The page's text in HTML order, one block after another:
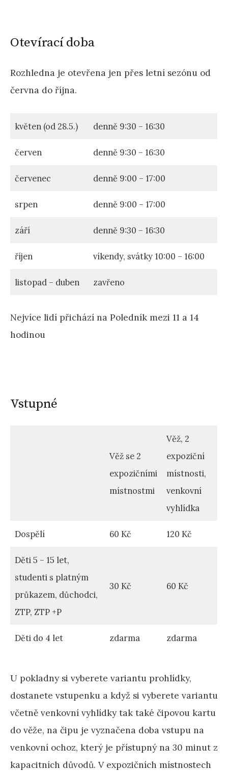
Otevírací doba
Rozhledna je otevřena jen přes letní sezónu od
června do října.
květen (od 28.5.) denně 9:30 – 16:30
červen denně 9:30 – 16:30
červenec denně 9:00 – 17:00
srpen denně 9:00 – 17:00
září denně 9:30 – 16:30
říjen víkendy, svátky 10:00 – 16:00
listopad – duben zavřeno
Nejvíce lidí přichází na Poledník mezi 11 a 14
hodinou
Vstupné
Věž se 2
expozičními
místnostmi
Věž, 2
expoziční
místnosti,
venkovní
vyhlídka
Dospělí 60 Kč 120 Kč
Děti 5 – 15 let,
studenti s platným
průkazem, důchodci,
ZTP, ZTP +P
30 Kč 60 Kč
Děti do 4 let zdarma zdarma
U pokladny si vyberete variantu prohlídky,
dostanete vstupenku a když si vyberete variantu
včetně venkovní vyhlídky tak také čipovou kartu
do věže, na čipu je vyznačena doba vstupu na
venkovní ochoz, který je přístupný na 30 minut z
kapacitních důvodů. V expozičních místnostech